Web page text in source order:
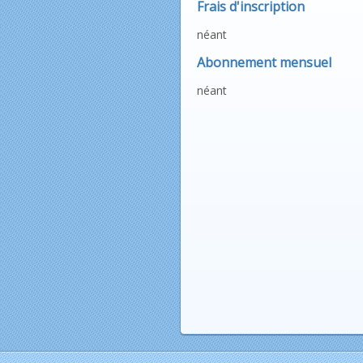
Frais d'inscription
néant
Abonnement mensuel
néant